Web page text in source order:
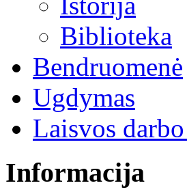
Biblioteka
Bendruomenė
Ugdymas
Laisvos
Informacija